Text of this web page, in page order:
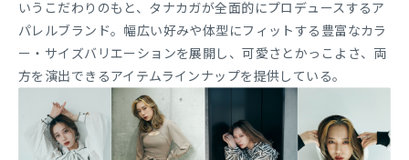
いうこだわりのもと、タナカガが全面的にプロデュースするア
パレルブランド。幅広い好みや体型にフィットする豊富なカラ
ー・サイズバリエーションを展開し、可愛さとかっこよさ、両
方を演出できるアイテムラインナップを提供している。